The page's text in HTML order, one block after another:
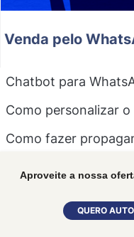
Aproveite a nossa
QUERO
Venda pelo
Chatbot para
Como personalizar
Como fazer
Como vender mais
WhatsApp